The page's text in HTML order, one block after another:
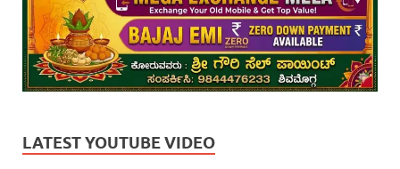
LATEST YOUTUBE VIDEO